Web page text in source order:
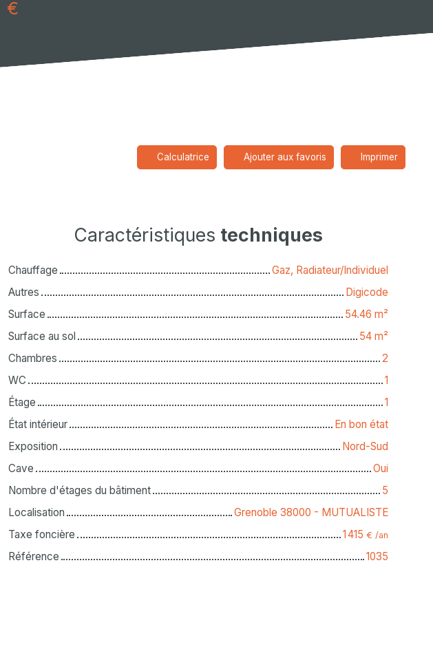
€
Calculatrice Ajouter aux favoris Imprimer
Caractéristiques techniques
Chauffage
Gaz, Radiateur/Individuel
Autres
Digicode
Surface
54.46 m²
Surface au sol
54 m²
Chambres
2
WC
1
Étage
1
État intérieur
En bon état
Exposition
Nord-Sud
Cave
Oui
Nombre d'étages du bâtiment
5
Localisation
Grenoble 38000 - MUTUALISTE
Taxe foncière
1 415 € /an
Référence 1035